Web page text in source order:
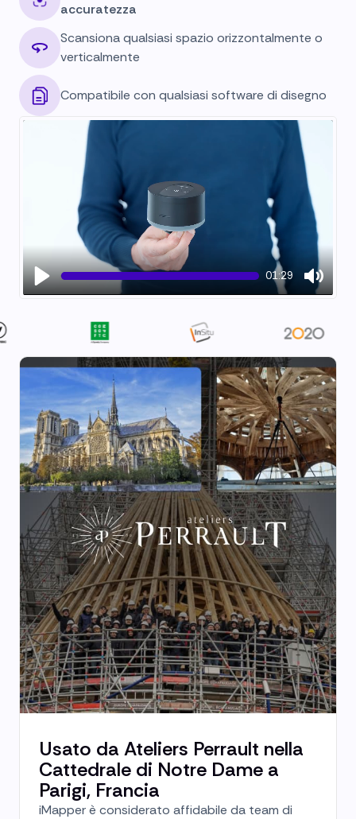
accuratezza
Scansiona qualsiasi spazio orizzontalmente o
verticalmente
Compatibile con qualsiasi software di disegno
Play
01:29
Mute
Usato da Ateliers Perrault nella
Cattedrale di Notre Dame a
Parigi, Francia
iMapper è considerato affidabile da team di